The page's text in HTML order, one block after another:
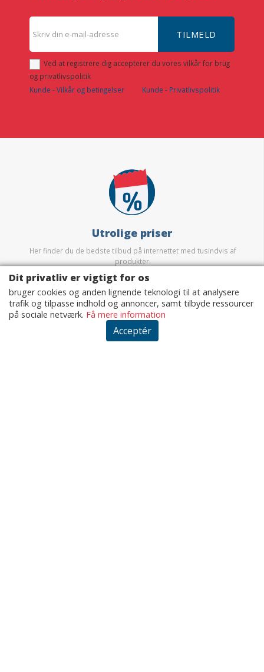
Dit privatliv er vigtigt for os
bruger cookies og anden lignende teknologi til at analysere
trafik og tilpasse indhold og annoncer, samt tilbyde ressourcer
på sociale netværk. Få mere information
Acceptér
TILMELD
Ved at registrere dig accepterer du vores vilkår for brug
og privatlivspolitik
Kunde - Vilkår og betingelser
Kunde - Privatlivspolitik
Utrolige priser
Her finder du de bedste tilbud på internettet med tusindvis af
produkter.